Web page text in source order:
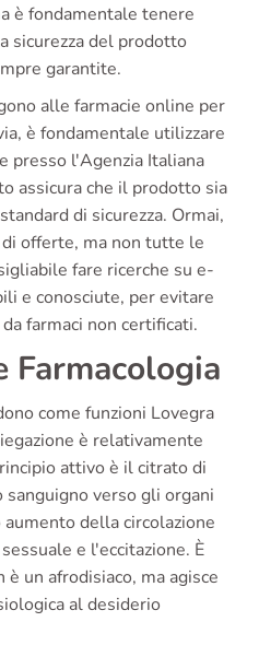
è fondamentale tenere
sicurezza del prodotto
garantite.
alle farmacie online per
è fondamentale utilizzare
presso l'Agenzia Italiana
assicura che il prodotto sia
di sicurezza. Ormai,
offerte, ma non tutte le
fare ricerche su e-
e conosciute, per evitare
farmaci non certificati.
Farmacologia
come funzioni Lovegra
è relativamente
attivo è il citrato di
verso gli organi
della circolazione
e l'eccitazione. È
un afrodisiaco, ma agisce
al desiderio